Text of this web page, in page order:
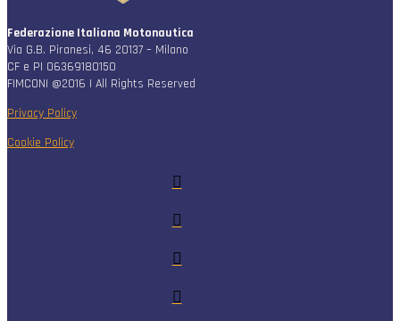
Federazione Italiana Motonautica
Via G.B. Piranesi, 46 20137 – Milano
CF e PI 06369180150
FIMCONI @2016 | All Rights Reserved
Privacy Policy
Cookie Policy